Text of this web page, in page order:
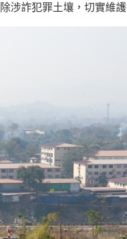
涉詐犯罪土壤，切實維